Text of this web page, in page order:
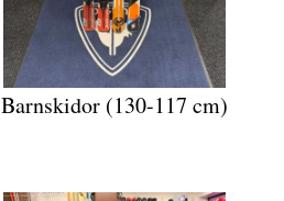
Barnskidor (130-117 cm)